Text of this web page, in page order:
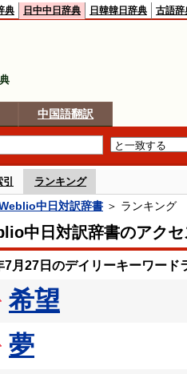
典 日中中日辞典 日韓韓日辞典 古語辞
中国語翻訳
ランキング
中日対訳辞書 ＞ ランキング
中日対訳辞書のアク
7月27日のデイリーキーワード
希望
夢